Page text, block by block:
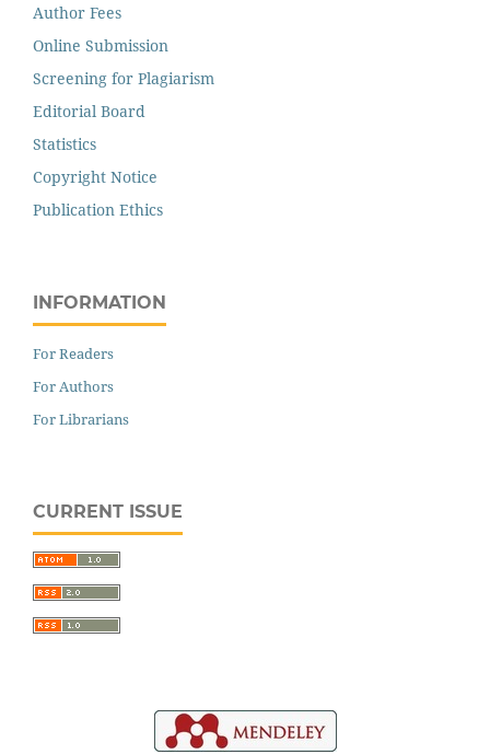
Author Fees
Online Submission
Screening for Plagiarism
Editorial Board
Statistics
Copyright Notice
Publication Ethics
INFORMATION
For Readers
For Authors
For Librarians
CURRENT ISSUE